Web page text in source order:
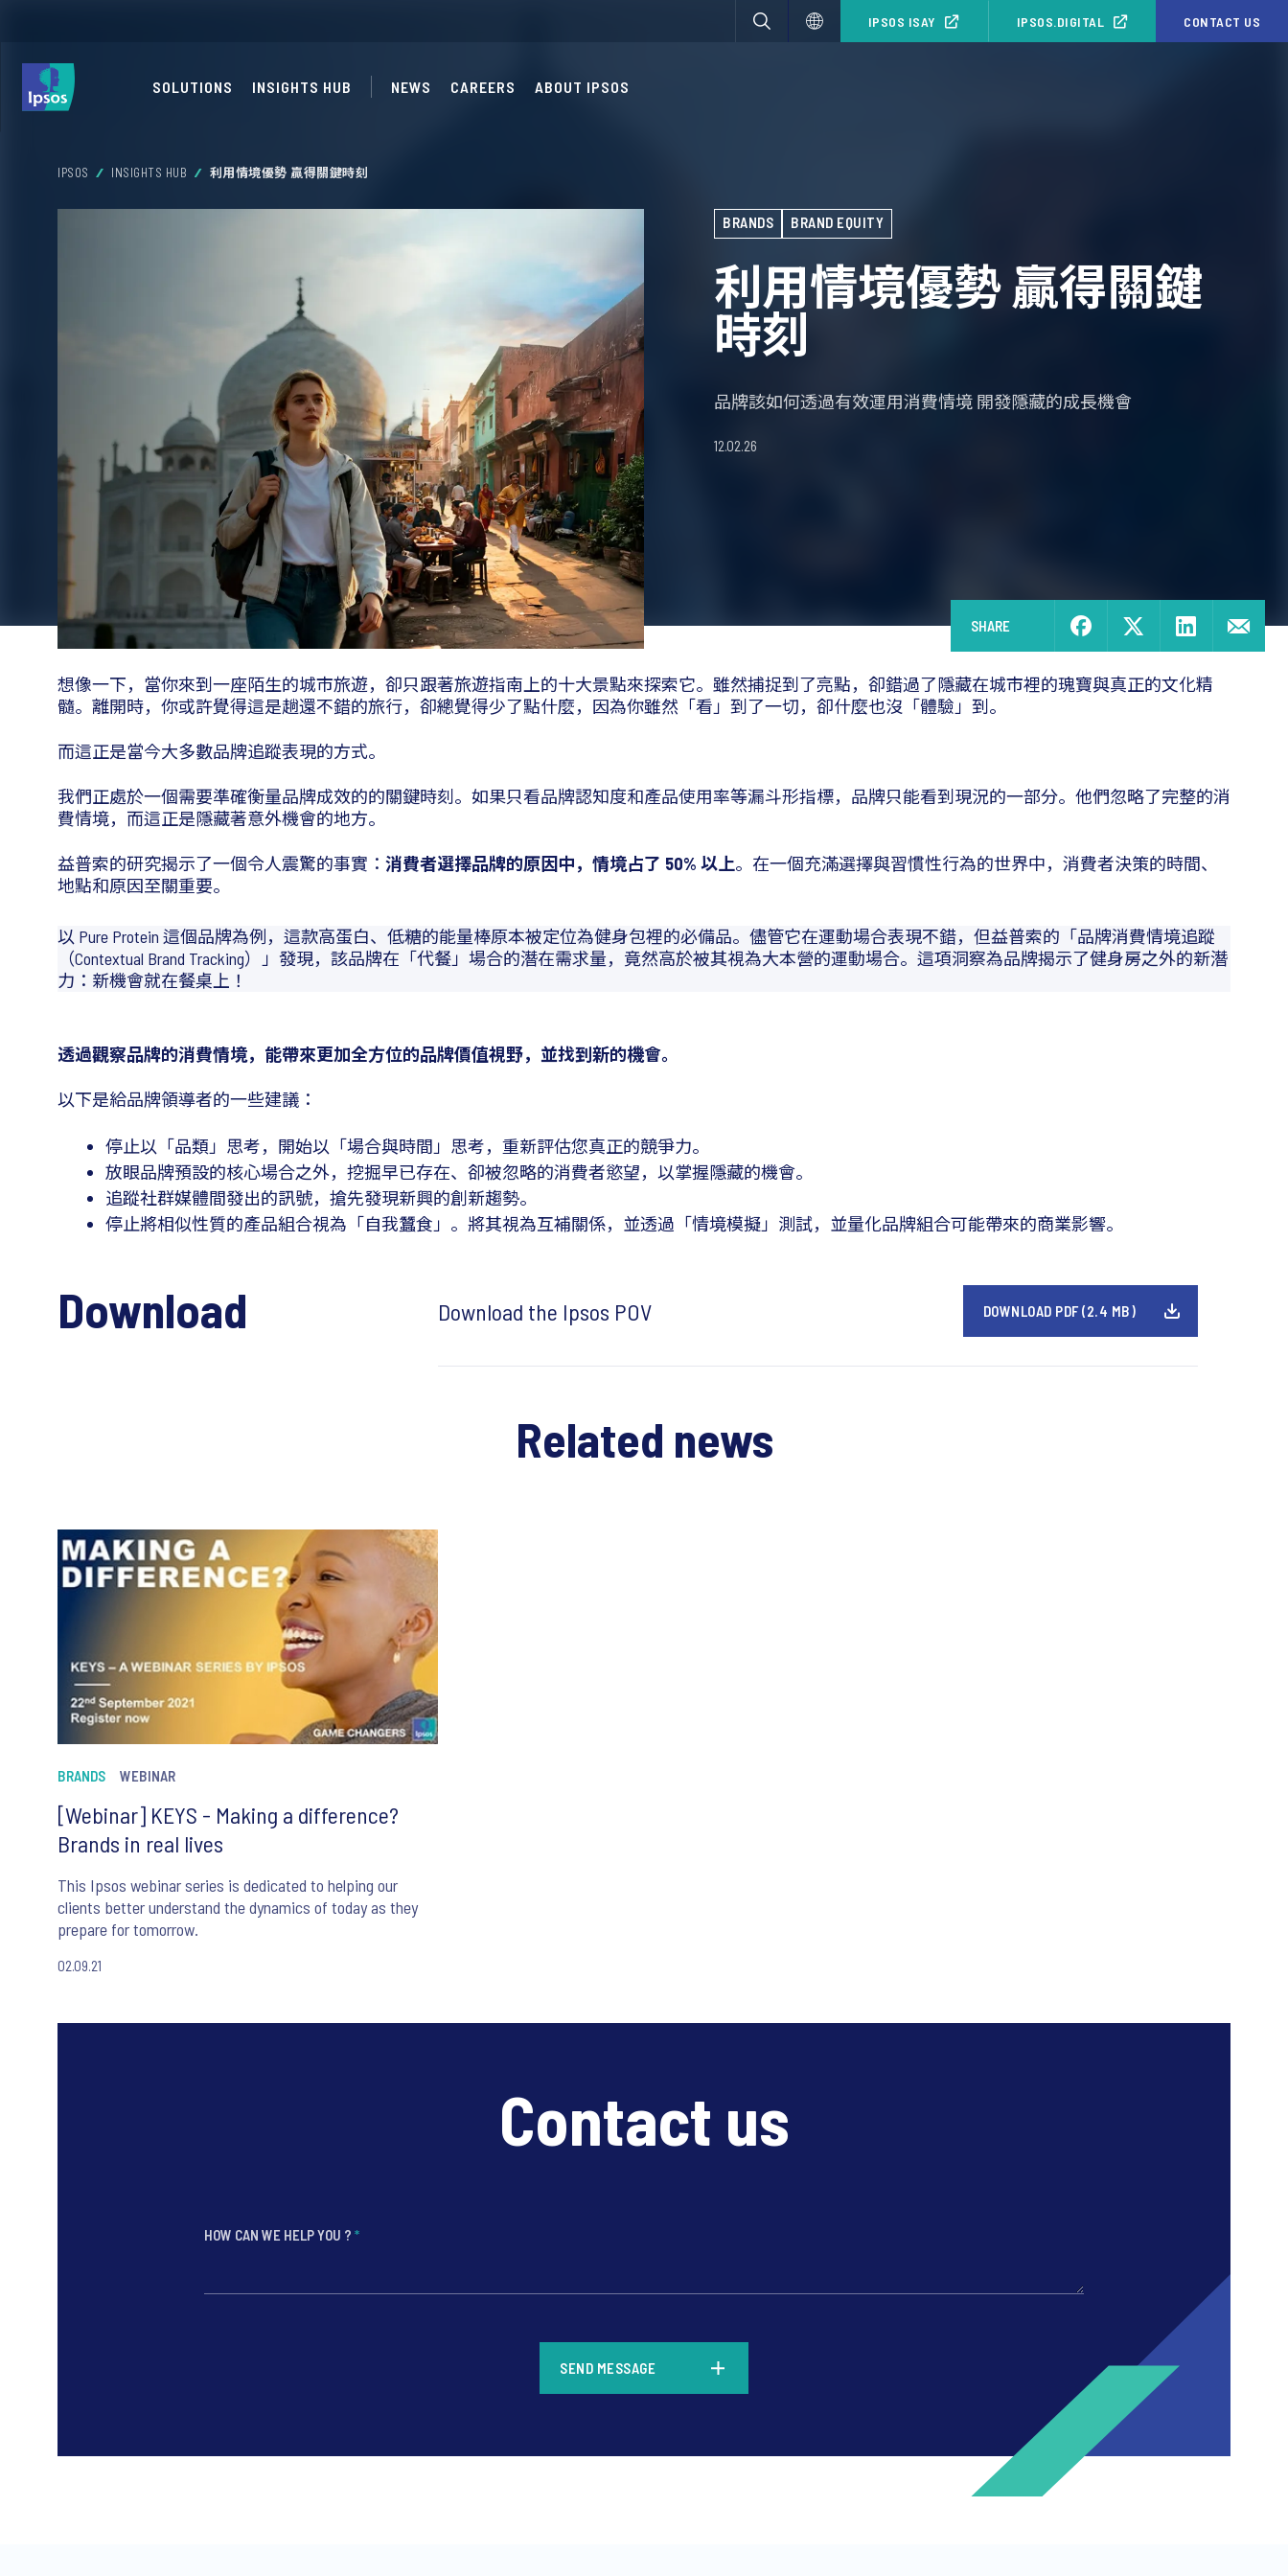
IPSOS ISAY IPSOS.DIGITAL CONTACT US
SOLUTIONS INSIGHTS HUB NEWS CAREERS ABOUT IPSOS
IPSOS INSIGHTS HUB 利用情境優勢 贏得關鍵時刻
BRANDS BRAND EQUITY
利用情境優勢 贏得關鍵
時刻
品牌該如何透過有效運用消費情境 開發隱藏的成長機會
12.02.26
SHARE
想像一下，當你來到一座陌生的城市旅遊，卻只跟著旅遊指南上的十大景點來探索它。雖然捕捉到了亮點，卻錯過了隱藏在城市裡的瑰寶與真正的文化精
髓。離開時，你或許覺得這是趟還不錯的旅行，卻總覺得少了點什麼，因為你雖然「看」到了一切，卻什麼也沒「體驗」到。
而這正是當今大多數品牌追蹤表現的方式。
我們正處於一個需要準確衡量品牌成效的的關鍵時刻。如果只看品牌認知度和產品使用率等漏斗形指標，品牌只能看到現況的一部分。他們忽略了完整的消
費情境，而這正是隱藏著意外機會的地方。
益普索的研究揭示了一個令人震驚的事實： 消費者選擇品牌的原因中，情境占了 50% 以上。在一個充滿選擇與習慣性行為的世界中，消費者決策的時間、
地點和原因至關重要。
以 Pure Protein 這個品牌為例，這款高蛋白、低糖的能量棒原本被定位為健身包裡的必備品。儘管它在運動場合表現不錯，但益普索的「品牌消費情境追蹤
（Contextual Brand Tracking）」發現，該品牌在「代餐」場合的潛在需求量，竟然高於被其視為大本營的運動場合。這項洞察為品牌揭示了健身房之外的新潛
力：新機會就在餐桌上！
透過觀察品牌的消費情境，能帶來更加全方位的品牌價值視野，並找到新的機會。
以下是給品牌領導者的一些建議：
停止以「品類」思考，開始以「場合與時間」思考，重新評估您真正的競爭力。
放眼品牌預設的核心場合之外，挖掘早已存在、卻被忽略的消費者慾望，以掌握隱藏的機會。
追蹤社群媒體間發出的訊號，搶先發現新興的創新趨勢。
停止將相似性質的產品組合視為「自我蠶食」。將其視為互補關係，並透過「情境模擬」測試，並量化品牌組合可能帶來的商業影響。
Download Download the Ipsos POV DOWNLOAD PDF (2.4 MB)
Related news
BRANDS WEBINAR
[Webinar] KEYS - Making a difference?
Brands in real lives
This Ipsos webinar series is dedicated to helping our
clients better understand the dynamics of today as they
prepare for tomorrow.
02.09.21
Contact us
HOW CAN WE HELP YOU ? *
SEND MESSAGE